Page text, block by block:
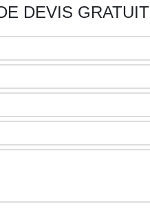
DEVIS GRATUIT